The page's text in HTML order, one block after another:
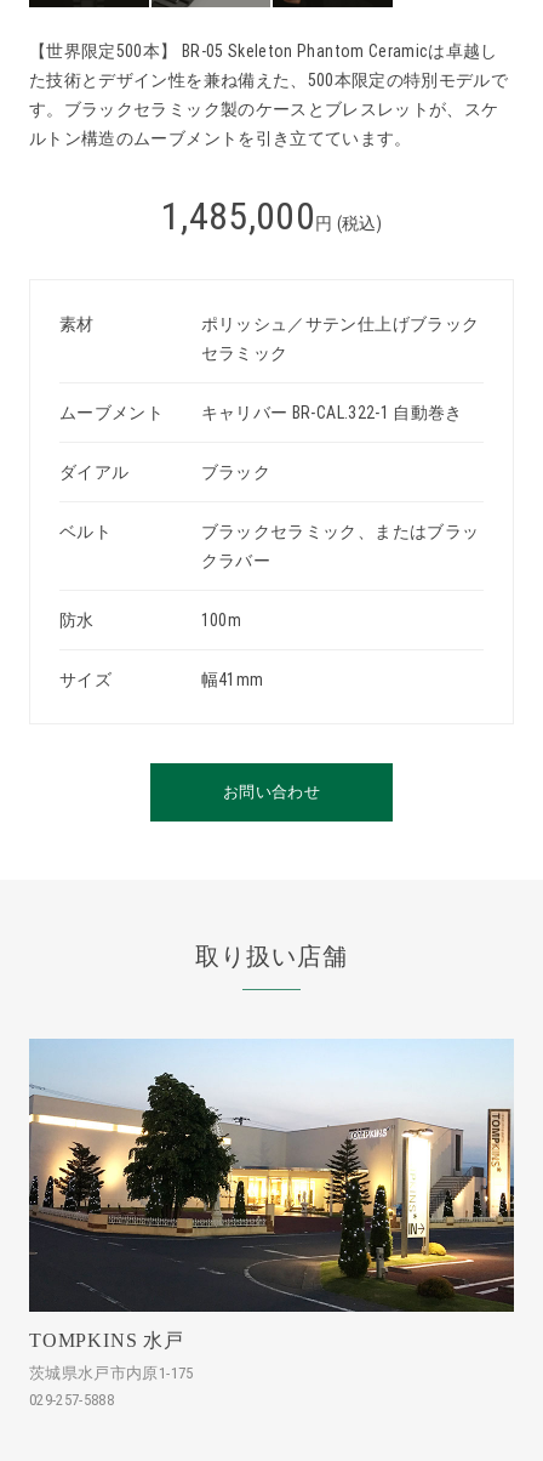
【世界限定500本】 BR-05 Skeleton Phantom Ceramicは卓越し
た技術とデザイン性を兼ね備えた、500本限定の特別モデルで
す。ブラックセラミック製のケースとブレスレットが、スケ
ルトン構造のムーブメントを引き立てています。
1,485,000円 (税込)
素材
ポリッシュ／サテン仕上げブラック
セラミック
ムーブメント キャリバー BR-CAL.322-1 自動巻き
ダイアル ブラック
ベルト
ブラックセラミック、またはブラッ
クラバー
防水 100m
サイズ 幅41mm
お問い合わせ
取り扱い店舗
TOMPKINS 水戸
茨城県水戸市内原1-175
029-257-5888